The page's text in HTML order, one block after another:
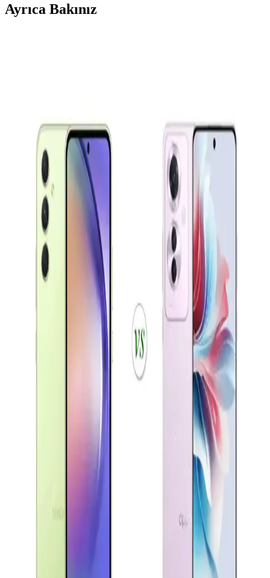
Ayrıca Bakınız
Samsung Galaxy S23 ve Xiaomi 13 Karşılaştırması:
Performans, Tasarım ve Özellikler
Samsung Galaxy S23 ve Xiaomi 13 modellerinin tasarım,
performans, kamera ve batarya özelliklerini detaylı karşılaştırıyoruz.
Hangi telefon sizin ihtiyaçlarınıza uygun?
Akıllı Telefonların Evrimi ve Gelecekteki Teknolojik
Yenilikler
Günümüzde akıllı telefonlar, gelişmiş kameralar, hızlı işlemciler ve
5G teknolojisiyle yaşamımızı dönüştürüyor. Yapay zeka ve
katlanabilir ekranlar gibi yenilikler, kullanıcı deneyimini
zenginleştiriyor.
Samsung Galaxy A01: Uygun Fiyatlı Giriş Seviyesi
Akıllı Telefonu Özellikleri ve Performansı
Galaxy A01, uygun fiyatı ve temel özellikleriyle giriş seviyesi
kullanıcılar için ideal. 5.7 inç ekran, çift kamera ve 3000 mAh
batarya ile günlük kullanım için uygun bir seçenek.
Akıllı Telefon Seçiminde Ekran, Batarya ve Kamera
Bu yazıda Oppo Reno A3 ve Samsung A04e gibi çeşitli akıllı
telefon modellerinin ekran, batarya ve kamera özellikleri
karşılaştırılarak kullanıcıların tercihini etkileyen faktörler inceleniyor.
Xiaomi Redmi 13 ve Samsung Galaxy A16
Karşılaştırması Güncel Özellikler ve Teknolojik
Xiaomi Redmi 13 ve Samsung Galaxy A16 modellerinin tasarım,
ekran, kamera ve batarya özellikleri karşılaştırılarak güncel
Samsung Galaxy A Serisi Model Seçimi ve Teknik
Özellikler Rehberi